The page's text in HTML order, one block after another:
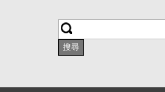
搜尋表單
搜尋